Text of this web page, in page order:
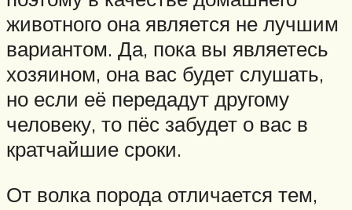
животного она является не лучшим
вариантом. Да, пока вы являетесь
хозяином, она вас будет слушать,
но если её передадут другому
человеку, то пёс забудет о вас в
кратчайшие сроки.
От волка порода отличается тем,